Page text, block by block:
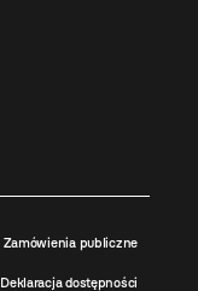
Zamówienia publiczne
Deklaracja dostępności